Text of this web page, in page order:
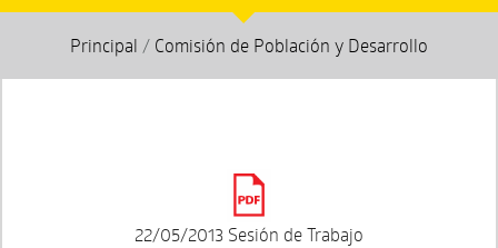
Principal / Comisión de Población y Desarrollo
22/05/2013 Sesión de Trabajo